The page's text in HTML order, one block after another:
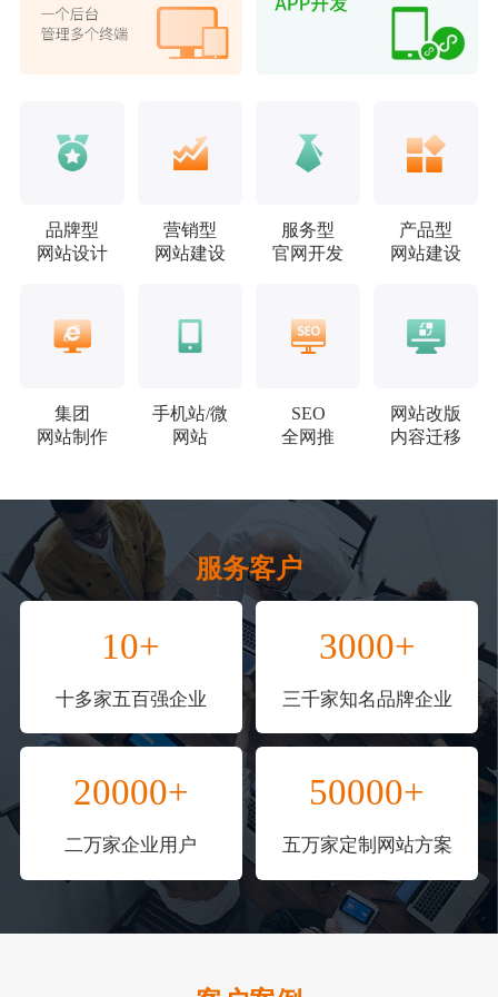
品牌型
网站设计
营销型
网站建设
服务型
官网开发
产品型
网站建设
集团
网站制作
手机站/微
网站
SEO
全网推
网站改版
内容迁移
服务客户
10+
十多家五百强企业
3000+
三千家知名品牌企业
20000+
二万家企业用户
50000+
五万家定制网站方案